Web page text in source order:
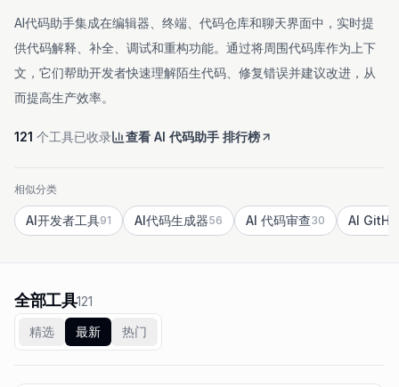
AI代码助手集成在编辑器、终端、代码仓库和聊天界面中，实时提
供代码解释、补全、调试和重构功能。通过将周围代码库作为上下
文，它们帮助开发者快速理解陌生代码、修复错误并建议改进，从
而提高生产效率。
121 个工具已收录 查看 AI 代码助手 排行榜
相似分类
AI开发者工具91 AI代码生成器56 AI 代码审查30 AI
全部工具121
精选
最新 热门